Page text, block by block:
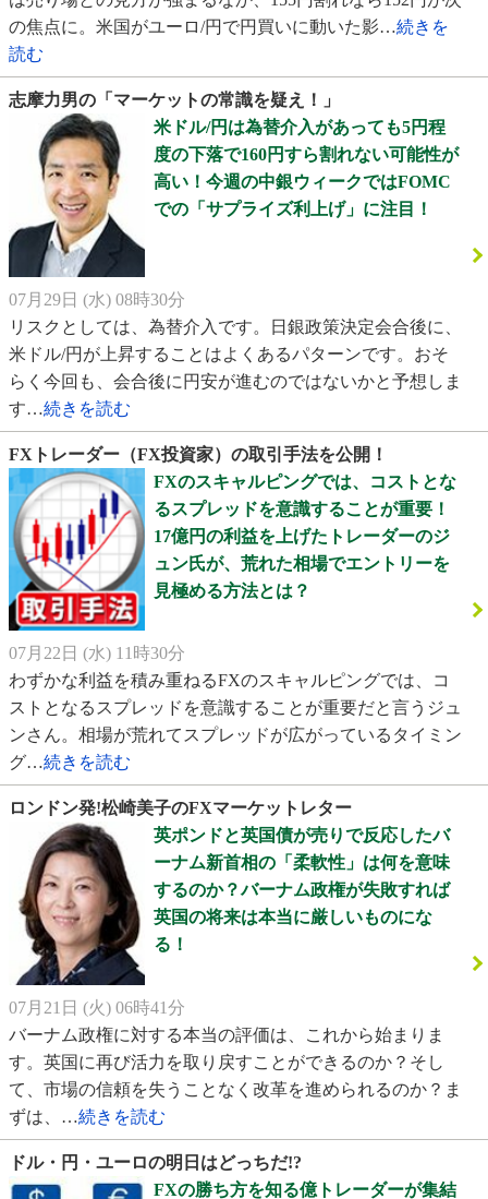
の焦点に。米国がユーロ/円で円買いに動いた影…続きを
読む
志摩力男の「マーケットの常識を疑え！」
米ドル/円は為替介入があっても5円程
度の下落で160円すら割れない可能性が
高い！今週の中銀ウィークではFOMC
での「サプライズ利上げ」に注目！
07月29日 (水) 08時30分
リスクとしては、為替介入です。日銀政策決定会合後に、
米ドル/円が上昇することはよくあるパターンです。おそ
らく今回も、会合後に円安が進むのではないかと予想しま
す…続きを読む
FXトレーダー（FX投資家）の取引手法を公開！
FXのスキャルピングでは、コストとな
るスプレッドを意識することが重要！
17億円の利益を上げたトレーダーのジ
ュン氏が、荒れた相場でエントリーを
見極める方法とは？
07月22日 (水) 11時30分
わずかな利益を積み重ねるFXのスキャルピングでは、コ
ストとなるスプレッドを意識することが重要だと言うジュ
ンさん。相場が荒れてスプレッドが広がっているタイミン
グ…続きを読む
ロンドン発!松崎美子のFXマーケットレター
英ポンドと英国債が売りで反応したバ
ーナム新首相の「柔軟性」は何を意味
するのか？バーナム政権が失敗すれば
英国の将来は本当に厳しいものにな
る！
07月21日 (火) 06時41分
バーナム政権に対する本当の評価は、これから始まりま
す。英国に再び活力を取り戻すことができるのか？そし
て、市場の信頼を失うことなく改革を進められるのか？ま
ずは、…続きを読む
ドル・円・ユーロの明日はどっちだ!?
FXの勝ち方を知る億トレーダーが集結